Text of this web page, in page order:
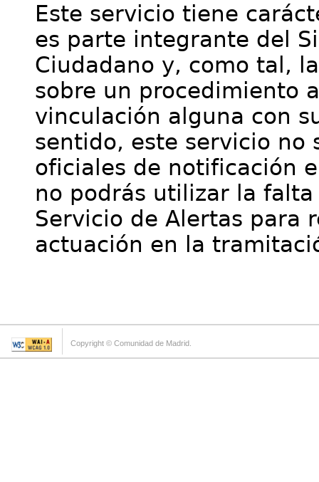
Este servicio tiene
es parte integrante del
Ciudadano y, como tal,
sobre un procedimiento
vinculación alguna con
sentido, este servicio no
oficiales de notificación
no podrás utilizar la
Servicio de Alertas para
actuación en la
Copyright © Comunidad de Madrid.